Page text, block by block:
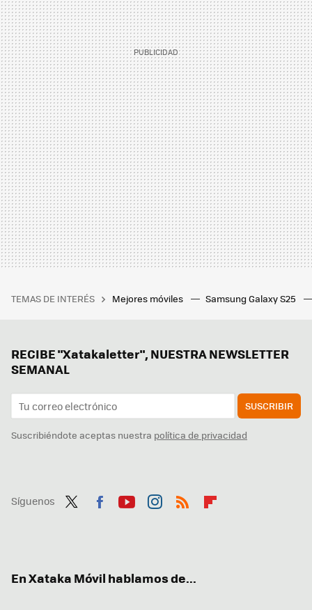
TEMAS DE INTERÉS Mejores móviles Samsung Galaxy S25
RECIBE "Xatakaletter", NUESTRA NEWSLETTER
SEMANAL
SUSCRIBIR
Suscribiéndote aceptas nuestra política de privacidad
Síguenos
En Xataka Móvil hablamos de...